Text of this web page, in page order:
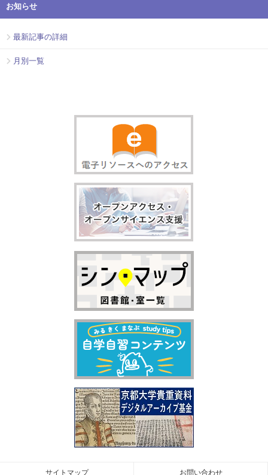
お知らせ
最新記事の詳細
月別一覧
お問い合わせ
サイトマップ